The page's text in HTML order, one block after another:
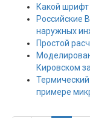
Какой
Российские
наружных
Простой
Кировском
Термический
примере